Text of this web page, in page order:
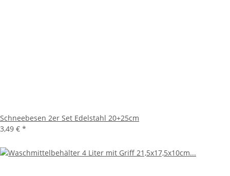
Schneebesen 2er Set Edelstahl 20+25cm
3,49 € *